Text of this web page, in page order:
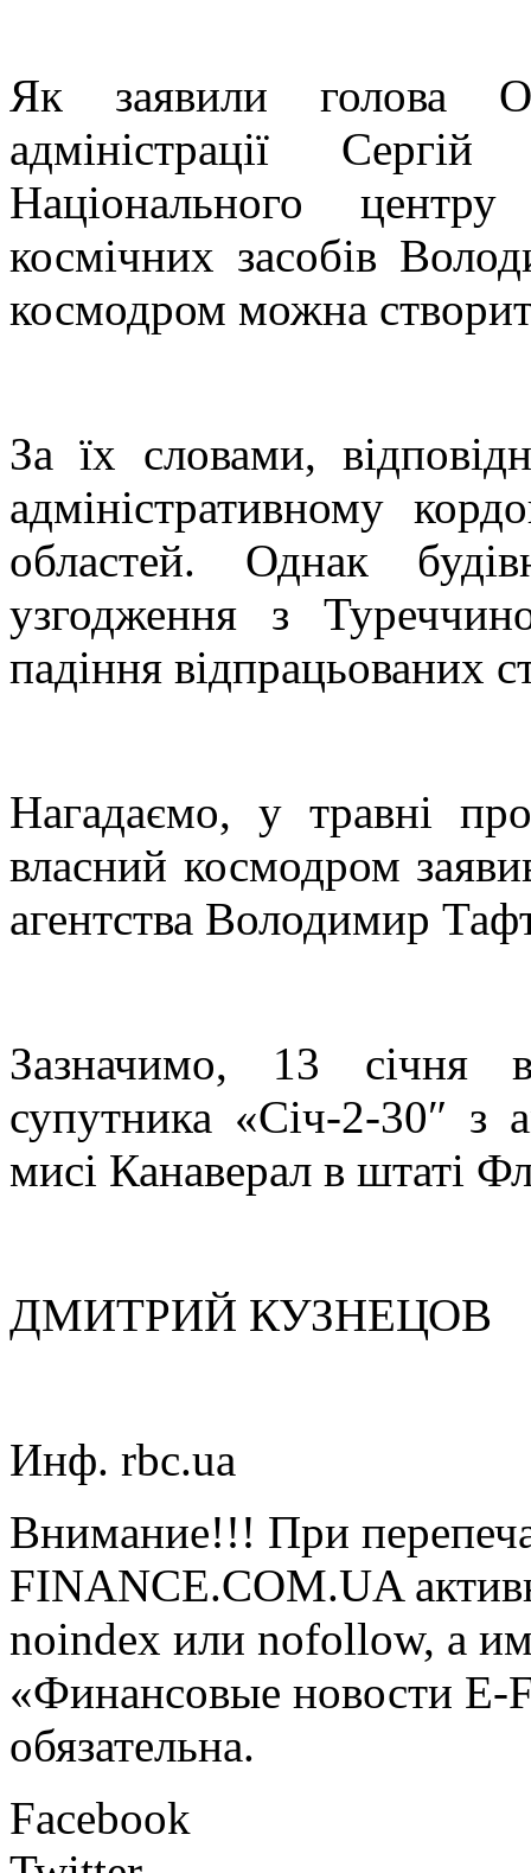
Як заявили голова
адміністрації
Національного
космічних засобів
космодром можна
За їх словами,
адміністративному
областей. Однак
узгодження з
падіння відпрацьованих
Нагадаємо, у травні
власний космодром
агентства Володимир
Зазначимо, 13 січня
супутника «Січ-2-30″ з
мисі Канаверал в штаті
ДМИТРИЙ КУЗНЕЦОВ
Инф. rbc.ua
Внимание!!! При
FINANCE.COM.UA
noindex или nofollow, а
«Финансовые новости
обязательна.
Facebook